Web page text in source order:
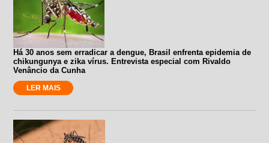
Há 30 anos sem erradicar a dengue, Brasil enfrenta epidemia de
chikungunya e zika vírus. Entrevista especial com Rivaldo
Venâncio da Cunha
LER MAIS